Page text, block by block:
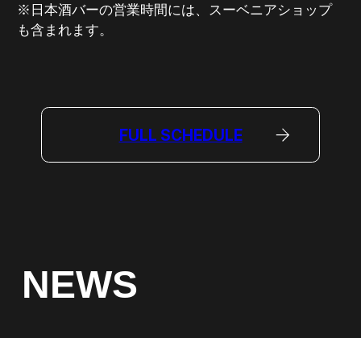
※日本酒バーの営業時間には、スーベニアショップ
も含まれます。
FULL SCHEDULE
NEWS